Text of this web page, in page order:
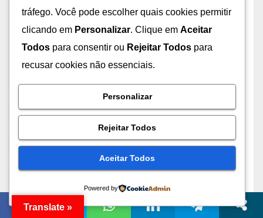
Redes(5)
Redes Sociais(1)
Segurança Digital & Antivírus(56)
Smartphones(88)
Software – Outros(1)
Tecnologia(51)
Translate »
tráfego. Você pode escolher quais cookies permitir
clicando em Personalizar. Clique em Aceitar
Todos para consentir ou Rejeitar Todos para
recusar cookies não essenciais.
Personalizar
Rejeitar Todos
Aceitar Todos
Powered by